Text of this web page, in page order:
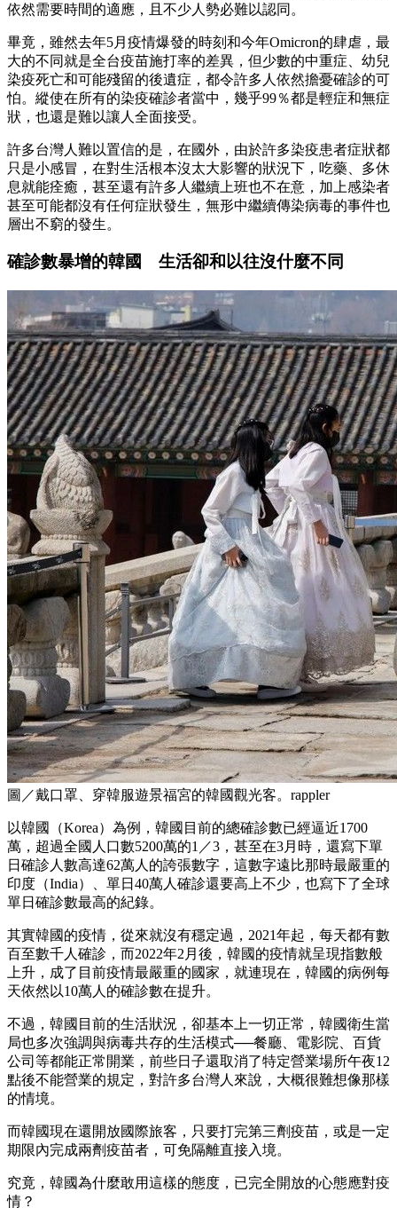
依然需要時間的適應，且不少人勢必難以認同。
畢竟，雖然去年5月疫情爆發的時刻和今年Omicron的肆虐，最
大的不同就是全台疫苗施打率的差異，但少數的中重症、幼兒
染疫死亡和可能殘留的後遺症，都令許多人依然擔憂確診的可
怕。縱使在所有的染疫確診者當中，幾乎99％都是輕症和無症
狀，也還是難以讓人全面接受。
許多台灣人難以置信的是，在國外，由於許多染疫患者症狀都
只是小感冒，在對生活根本沒太大影響的狀況下，吃藥、多休
息就能痊癒，甚至還有許多人繼續上班也不在意，加上感染者
甚至可能都沒有任何症狀發生，無形中繼續傳染病毒的事件也
層出不窮的發生。
確診數暴增的韓國 生活卻和以往沒什麼不同
圖／戴口罩、穿韓服遊景福宮的韓國觀光客。rappler
以韓國（Korea）為例，韓國目前的總確診數已經逼近1700
萬，超過全國人口數5200萬的1／3，甚至在3月時，還寫下單
日確診人數高達62萬人的誇張數字，這數字遠比那時最嚴重的
印度（India）、單日40萬人確診還要高上不少，也寫下了全球
單日確診數最高的紀錄。
其實韓國的疫情，從來就沒有穩定過，2021年起，每天都有數
百至數千人確診，而2022年2月後，韓國的疫情就呈現指數般
上升，成了目前疫情最嚴重的國家，就連現在，韓國的病例每
天依然以10萬人的確診數在提升。
不過，韓國目前的生活狀況，卻基本上一切正常，韓國衛生當
局也多次強調與病毒共存的生活模式──餐廳、電影院、百貨
公司等都能正常開業，前些日子還取消了特定營業場所午夜12
點後不能營業的規定，對許多台灣人來說，大概很難想像那樣
的情境。
而韓國現在還開放國際旅客，只要打完第三劑疫苗，或是一定
期限內完成兩劑疫苗者，可免隔離直接入境。
究竟，韓國為什麼敢用這樣的態度，已完全開放的心態應對疫
情？